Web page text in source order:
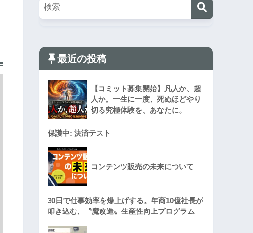
最近の投稿
【コミット募集開始】凡人か、超
人か。一生に一度、死ぬほどやり
切る究極体験を、あなたに。
保護中: 決済テスト
コンテンツ販売の未来について
30日で仕事効率を爆上げする。年商10億社長が
叩き込む、〝魔改造〟生産性向上プログラム